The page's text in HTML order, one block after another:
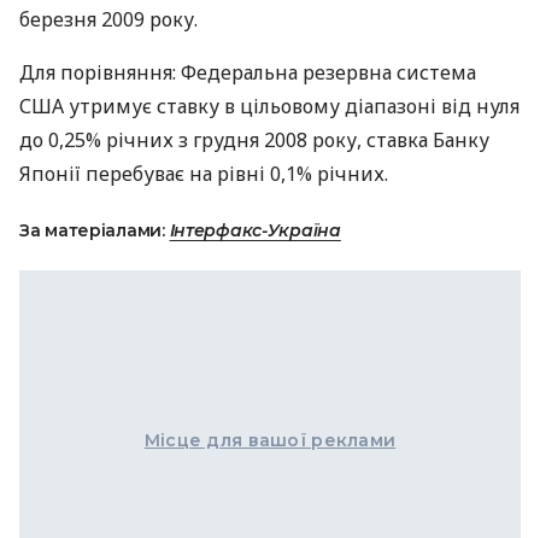
березня 2009 року.
Для порівняння: Федеральна резервна система
США утримує ставку в цільовому діапазоні від нуля
до 0,25% річних з грудня 2008 року, ставка Банку
Японії перебуває на рівні 0,1% річних.
За матеріалами: Інтерфакс-Україна
Місце для вашої реклами